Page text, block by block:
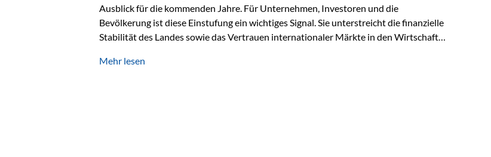
Ausblick für die kommenden Jahre. Für Unternehmen, Investoren und die
Bevölkerung ist diese Einstufung ein wichtiges Signal. Sie unterstreicht die finanzielle
Stabilität des Landes sowie das Vertrauen internationaler Märkte in den Wirtschafts-
Herausforderungen Die weltwirtschaftlichen Rahmenbedingungen bleiben
Mehr lesen